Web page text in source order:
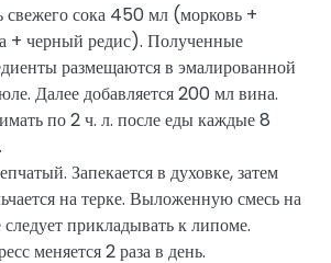
свежего сока 450 мл (морковь +
+ черный редис). Полученные
размещаются в эмалированной
Далее добавляется 200 мл вина.
по 2 ч. л. после еды каждые 8
Запекается в духовке, затем
на терке. Выложенную смесь на
прикладывать к липоме.
меняется 2 раза в день.